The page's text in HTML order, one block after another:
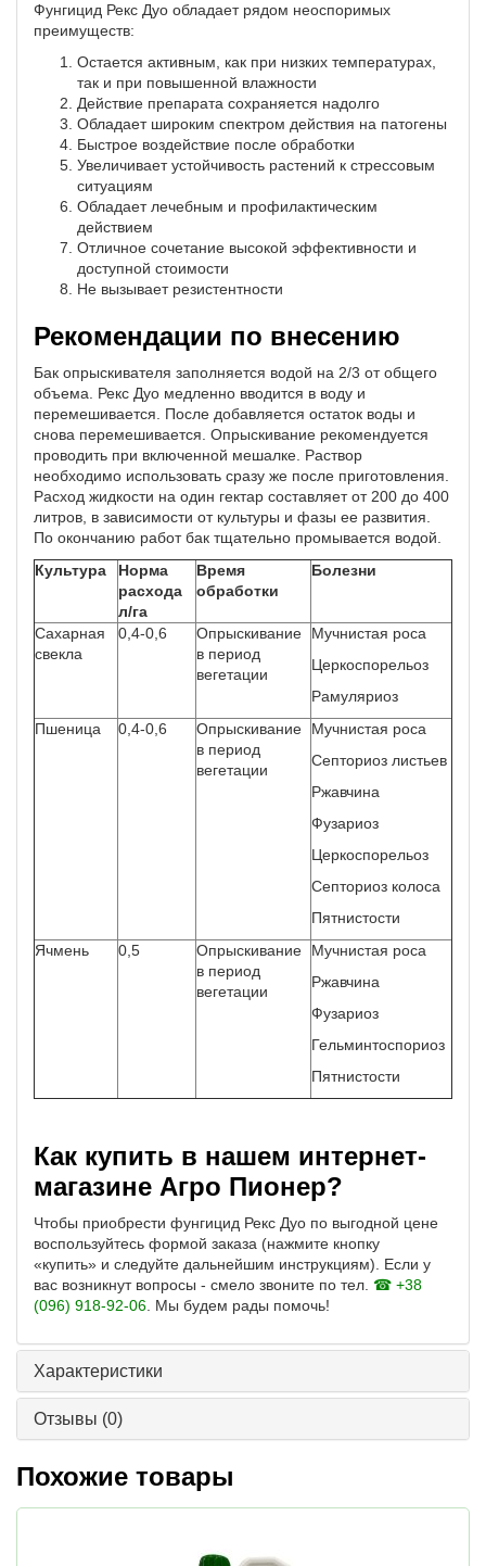
Фунгицид Рекс Дуо обладает рядом неоспоримых
преимуществ:
Остается активным, как при низких температурах,
так и при повышенной влажности
Действие препарата сохраняется надолго
Обладает широким спектром действия на патогены
Быстрое воздействие после обработки
Увеличивает устойчивость растений к стрессовым
ситуациям
Обладает лечебным и профилактическим
действием
Отличное сочетание высокой эффективности и
доступной стоимости
Не вызывает резистентности
Рекомендации по внесению
Бак опрыскивателя заполняется водой на 2/3 от общего
объема. Рекс Дуо медленно вводится в воду и
перемешивается. После добавляется остаток воды и
снова перемешивается. Опрыскивание рекомендуется
проводить при включенной мешалке. Раствор
необходимо использовать сразу же после приготовления.
Расход жидкости на один гектар составляет от 200 до 400
литров, в зависимости от культуры и фазы ее развития.
По окончанию работ бак тщательно промывается водой.
Культура
Норма
расхода
л/га
Время
обработки
Болезни
Сахарная
свекла
0,4-0,6
Опрыскивание
в период
вегетации
Мучнистая роса
Церкоспорельоз
Рамуляриоз
Пшеница
0,4-0,6
Опрыскивание
в период
вегетации
Мучнистая роса
Септориоз листьев
Ржавчина
Фузариоз
Церкоспорельоз
Септориоз колоса
Пятнистости
Ячмень
0,5
Опрыскивание
в период
вегетации
Мучнистая роса
Ржавчина
Фузариоз
Гельминтоспориоз
Пятнистости
Как купить в нашем интернет-
магазине Агро Пионер?
Чтобы приобрести фунгицид Рекс Дуо по выгодной цене
воспользуйтесь формой заказа (нажмите кнопку
«купить» и следуйте дальнейшим инструкциям). Если у
вас возникнут вопросы - смело звоните по тел. ☎ +38
(096) 918-92-06. Мы будем рады помочь!
Характеристики
Отзывы (0)
Похожие товары